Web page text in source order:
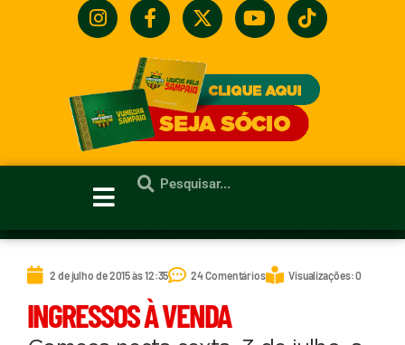
2 de julho de 2015 às 12:35 24 Comentários Visualizações: 0
INGRESSOS À VENDA